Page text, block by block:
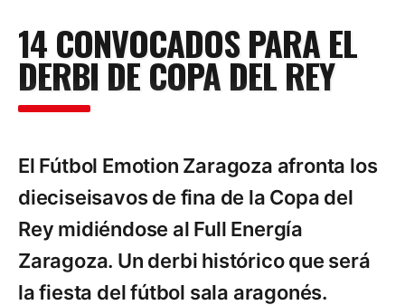
Food & Drink
Features
News
14 CONVOCADOS PARA EL
DERBI DE COPA DEL REY
El Fútbol Emotion Zaragoza afronta los
dieciseisavos de fina de la Copa del
Rey midiéndose al Full Energía
Zaragoza. Un derbi histórico que será
la fiesta del fútbol sala aragonés.